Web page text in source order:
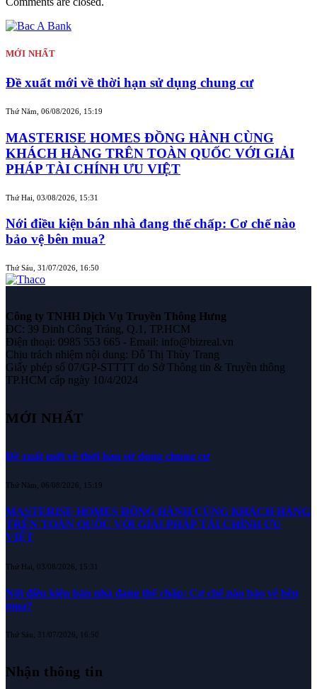
MỚI NHẤT
Đề xuất mới về thời hạn sử dụng chung cư
Thứ Năm, 06/08/2026, 15:19
MASTERISE HOMES ĐỒNG HÀNH CÙNG
KHÁCH HÀNG TRÊN TOÀN QUỐC VỚI GIẢI
PHÁP TÀI CHÍNH ƯU VIỆT
Thứ Hai, 03/08/2026, 15:31
Nới điều kiện bán nhà đang thế chấp: Cơ chế nào
bảo vệ bên mua?
Thứ Sáu, 31/07/2026, 16:50
Công ty TNHH Dịch Vụ Truyền Thông Hưng
ĐC: 39 Đinh Công Tráng, Q.1, TP.HCM
Điện thoại: 0985 553 665 - Email: info@bizreal.vn
Chịu trách nhiệm nội dung: Đỗ Thị Thùy Trang
Giấy phép số 07/GP-STTTT do Sở Thông tin & Truyền thông
TP.HCM cấp ngày 10/4/2024
MỚI NHẤT
Đề xuất mới về thời hạn sử dụng chung cư
Thứ Năm, 06/08/2026, 15:19
MASTERISE HOMES ĐỒNG HÀNH CÙNG KHÁCH HÀNG
TRÊN TOÀN QUỐC VỚI GIẢI PHÁP TÀI CHÍNH ƯU
VIỆT
Thứ Hai, 03/08/2026, 15:31
Nới điều kiện bán nhà đang thế chấp: Cơ chế nào bảo vệ bên
mua?
Thứ Sáu, 31/07/2026, 16:50
Nhận thông tin